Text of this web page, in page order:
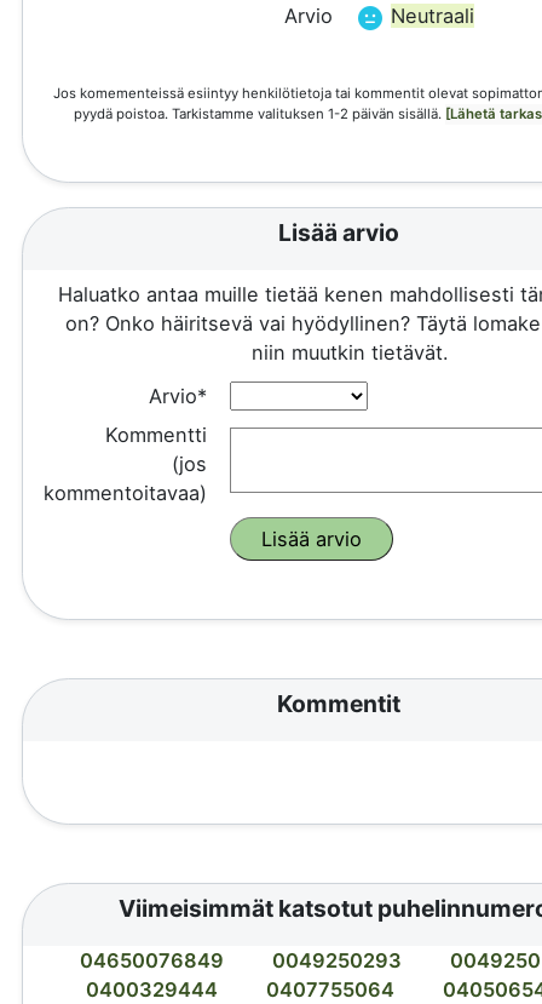
Arvio
Neutraali
Jos komementeissä esiintyy henkilötietoja tai kommentit olevat
pyydä poistoa. Tarkistamme valituksen 1-2 päivän sisällä. [Lähetä
Lisää arvio
Haluatko antaa muille tietää kenen mahdollisesti
on? Onko häiritsevä vai hyödyllinen? Täytä
niin muutkin tietävät.
Arvio*
Kommentti
(jos
kommentoitavaa)
Kommentit
Viimeisimmät katsotut
04650076849 0049250293
0400329444
0407755064